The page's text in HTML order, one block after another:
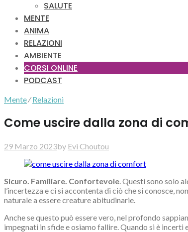
SALUTE
MENTE
ANIMA
RELAZIONI
AMBIENTE
CORSI ONLINE
PODCAST
Mente⁄Relazioni
Come uscire dalla zona di
29 Marzo 2023by Evi Choutou
Sicuro. Familiare. Confortevole. Questi sono solo
l’incertezza e ci si accontenta di ciò che si conosce,
naturale a essere creature abitudinarie.
Anche se questo può essere vero, nel profondo
impegnati in sfide e osiamo fallire. Quando si è incerti